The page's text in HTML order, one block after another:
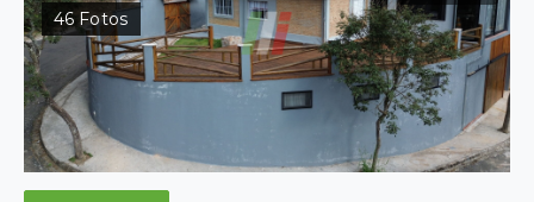
46 Fotos